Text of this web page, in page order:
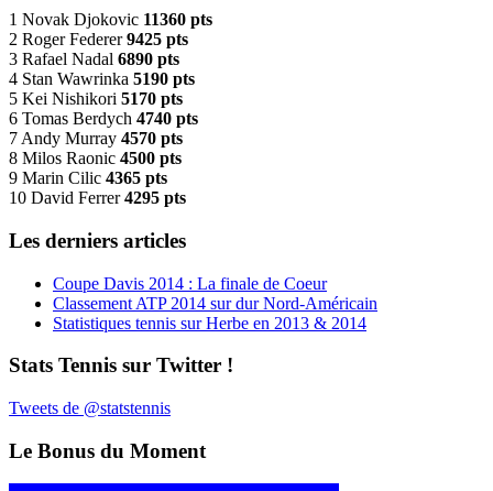
1 Novak Djokovic 11360 pts
2 Roger Federer9425 pts
3 Rafael Nadal 6890 pts
4 Stan Wawrinka 5190 pts
5 Kei Nishikori 5170 pts
6 Tomas Berdych 4740 pts
7 Andy Murray 4570 pts
8 Milos Raonic 4500 pts
9 Marin Cilic 4365 pts
10 David Ferrer4295 pts
Les derniers articles
Coupe Davis 2014 : La finale de Coeur
Classement ATP 2014 sur dur Nord-Américain
Statistiques tennis sur Herbe en 2013 & 2014
Stats Tennis sur Twitter !
Tweets de @statstennis
Le Bonus du Moment